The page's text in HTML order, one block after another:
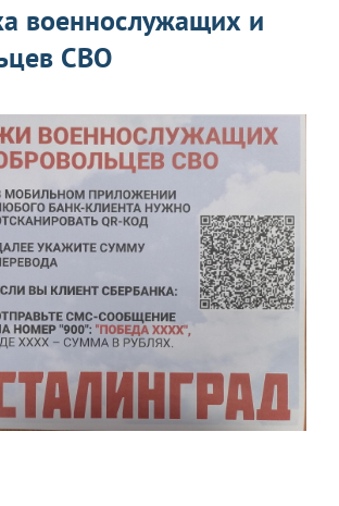
военнослужащих и
СВО